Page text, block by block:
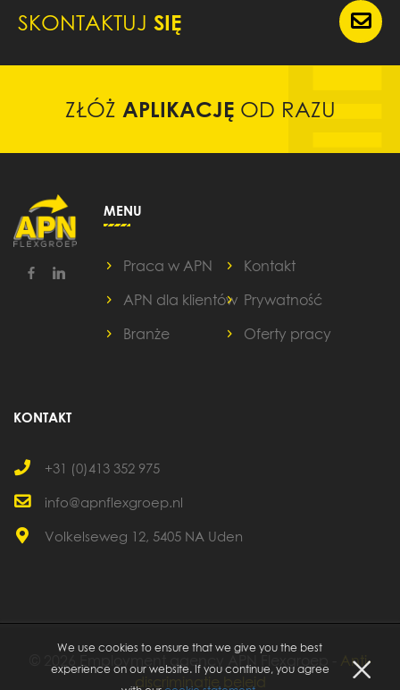
SKONTAKTUJ SIĘ
ZŁÓŻ APLIKACJĘOD RAZU
MENU
Praca w APN
APN dla klientów
Branże
Kontakt
Prywatność
Oferty pracy
KONTAKT
+31 (0)413 352 975
info@apnflexgroep.nl
Volkelseweg 12, 5405 NA Uden
© 2026 Employment agency APN Flexgroep -
Anti-
discriminatie beleid
We use cookies to ensure that we give you the best
experience on our website. If you continue, you agree